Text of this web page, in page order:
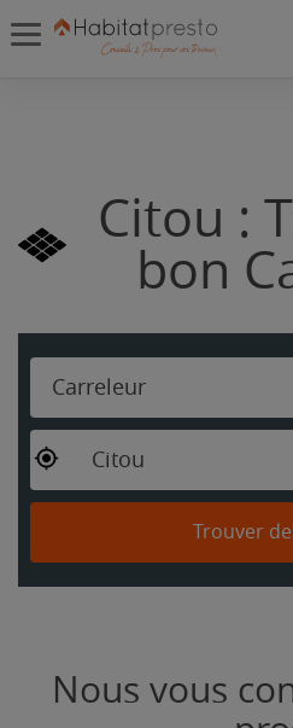
Citou :
bon
Carreleur
Citou
Trouver
Nous vous